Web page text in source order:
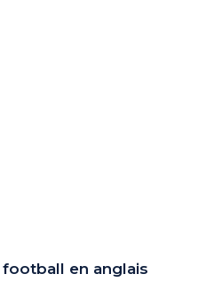
en anglais